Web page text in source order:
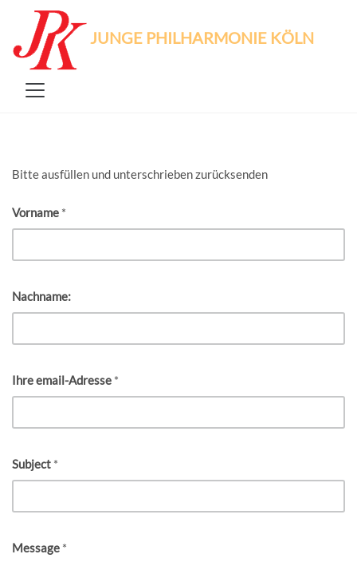
JUNGE PHILHARMONIE KÖLN
Bitte ausfüllen und unterschrieben zurücksenden
Vorname *
Nachname:
Ihre email-Adresse *
Subject *
Message *